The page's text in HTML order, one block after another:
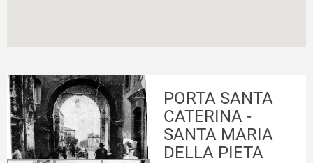
PORTA SANTA
CATERINA -
SANTA MARIA
DELLA PIETA